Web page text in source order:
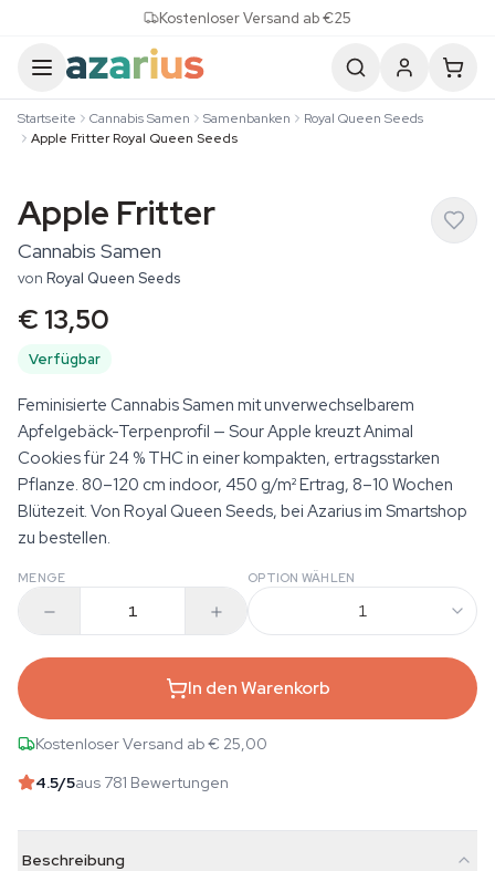
Kostenloser Versand ab €25
Startseite Cannabis Samen Samenbanken
Royal Queen Seeds
Apple Fritter Royal Queen Seeds
Apple Fritter
Cannabis Samen
von Royal Queen Seeds
€ 13,50
Verfügbar
Feminisierte Cannabis Samen mit unverwechselbarem
Apfelgebäck-Terpenprofil — Sour Apple kreuzt Animal
Cookies für 24 % THC in einer kompakten, ertragsstarken
Pflanze. 80–120 cm indoor, 450 g/m² Ertrag, 8–10 Wochen
Blütezeit. Von Royal Queen Seeds, bei Azarius im Smartshop
zu bestellen.
MENGE OPTION WÄHLEN
1
In den Warenkorb
Kostenloser Versand ab € 25,00
4.5/5aus 781 Bewertungen
Beschreibung